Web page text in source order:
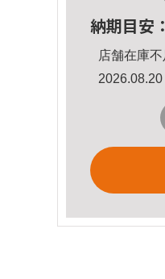
納期目安：
店舗在庫
2026.08.20